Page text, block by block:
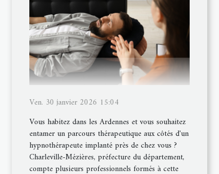
Ven. 30 janvier 2026 15:04
Vous habitez dans les Ardennes et vous souhaitez
entamer un parcours thérapeutique aux côtés d'un
hypnothérapeute implanté près de chez vous ?
Charleville-Mézières, préfecture du département,
compte plusieurs professionnels formés à cette